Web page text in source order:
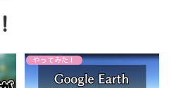
やってみた！